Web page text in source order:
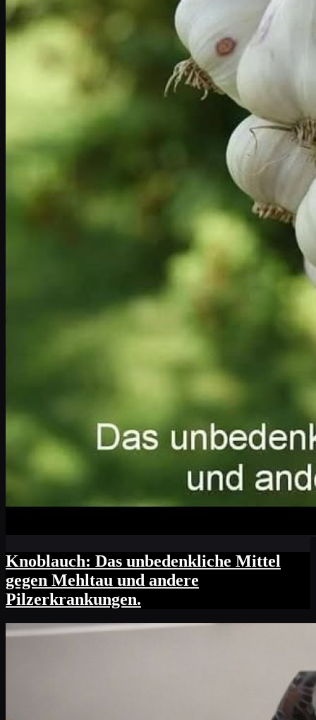
Knoblauch: Das unbedenkliche Mittel
gegen Mehltau und andere
Pilzerkrankungen.